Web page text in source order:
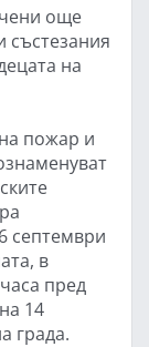
още
състезания
на
пожар и
септември
в
пред
14
града.